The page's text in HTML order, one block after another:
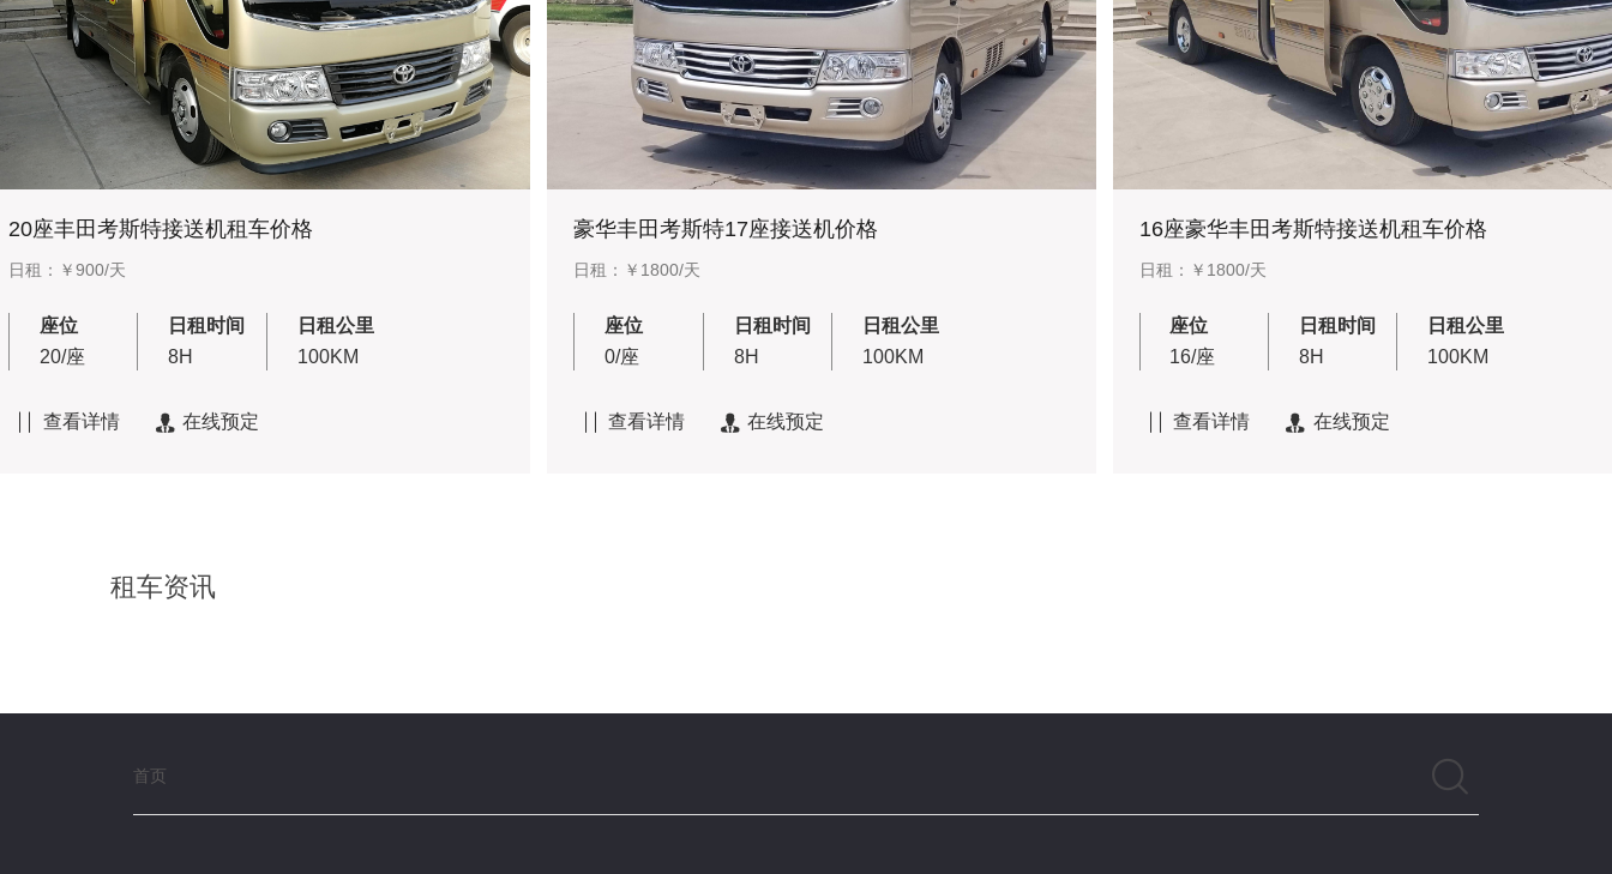
20座丰田考斯特接送机租车价格
日租：￥900/天
座位
20/座
日租时间
8H
日租公里
100KM
查看详情  在线预定
豪华丰田考斯特17座接送机价格
日租：￥1800/天
座位
0/座
日租时间
8H
日租公里
100KM
查看详情  在线预定
16座豪华丰田考斯特接送机租车价格
日租：￥1800/天
座位
16/座
日租时间
8H
日租公里
100KM
查看详情  在线预定
租车资讯
首页